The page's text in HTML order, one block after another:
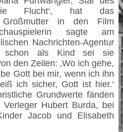
Flucht‘, hat das
Großmutter in den Film
sagte am
Nachrichten-Agentur
schon als Kind sei sie
den Zeilen: ‚Wo ich gehe,
Gott bei mir, wenn ich ihn
ich sicher, Gott ist hier.‘
Grundwerte fänden
Hubert Burda, bei
Jacob und Elisabeth